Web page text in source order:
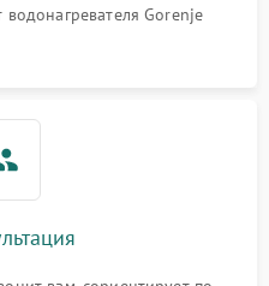
водонагревателя Gorenje